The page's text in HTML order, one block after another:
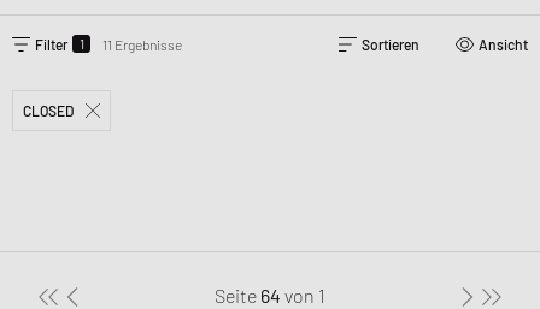
EINEN ACCOUNT ERSTELLEN
Filter 1 11 Ergebnisse Sortieren Ansicht
CLOSED
Seite 64 von 1